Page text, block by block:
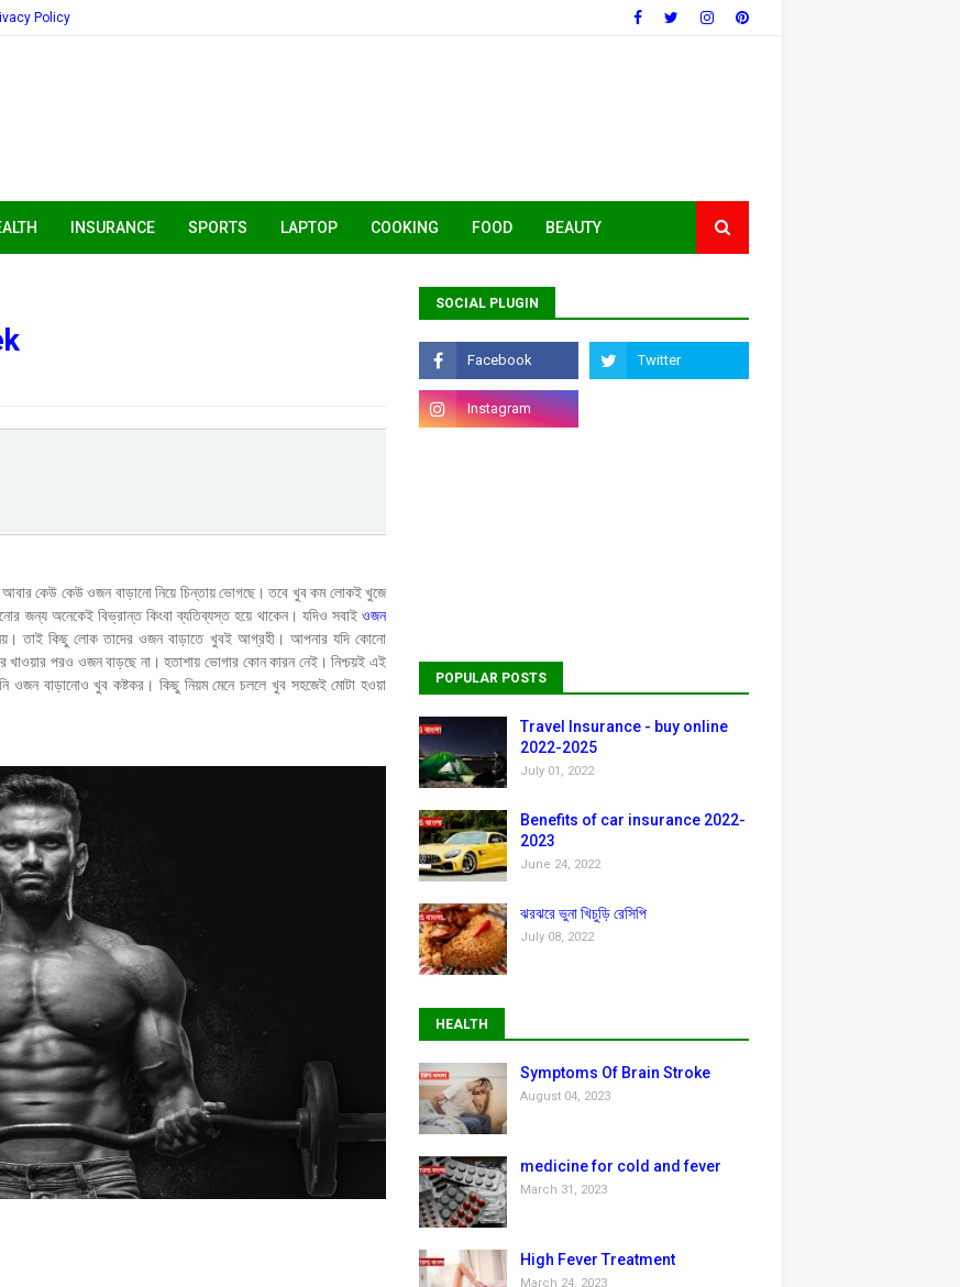
Policy
INSURANCE SPORTS LAPTOP COOKING FOOD BEAUTY
আবার কেউ কেউ ওজন বাড়ানো নিয়ে চিন্তায় ভোগছে। তবে খুব কম লোকই খুজে
জন্য অনেকেই বিভ্রান্ত কিংবা ব্যতিব্যস্ত হয়ে থাকেন। যদিও সবাই ওজন
তাই কিছু লোক তাদের ওজন বাড়াতে খুবই আগ্রহী। আপনার যদি কোনো
খাওয়ার পরও ওজন বাড়ছে না। হতাশায় ভোগার কোন কারন নেই। নিশ্চয়ই এই
ওজন বাড়ানোও খুব কষ্টকর। কিছু নিয়ম মেনে চললে খুব সহজেই মোটা হওয়া
SOCIAL PLUGIN
POPULAR POSTS
Travel Insurance - buy online
2022-2025
July 01, 2022
Benefits of car insurance 2022-
2023
June 24, 2022
ঝরঝরে ভুনা খিচুড়ি রেসিপি
July 08, 2022
HEALTH
Symptoms Of Brain Stroke
August 04, 2023
medicine for cold and fever
March 31, 2023
High Fever Treatment
March 24, 2023